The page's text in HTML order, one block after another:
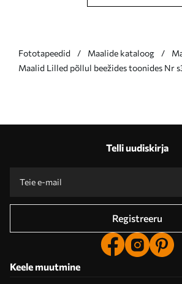
Fototapeedid Maalide kataloog
Maalid Lilled põllul beežides toonides Nr
Telli uudiskirja
Registreeru
Keele muutmine